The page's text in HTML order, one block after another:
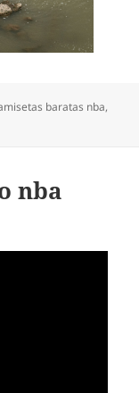
baratas nba,
nba